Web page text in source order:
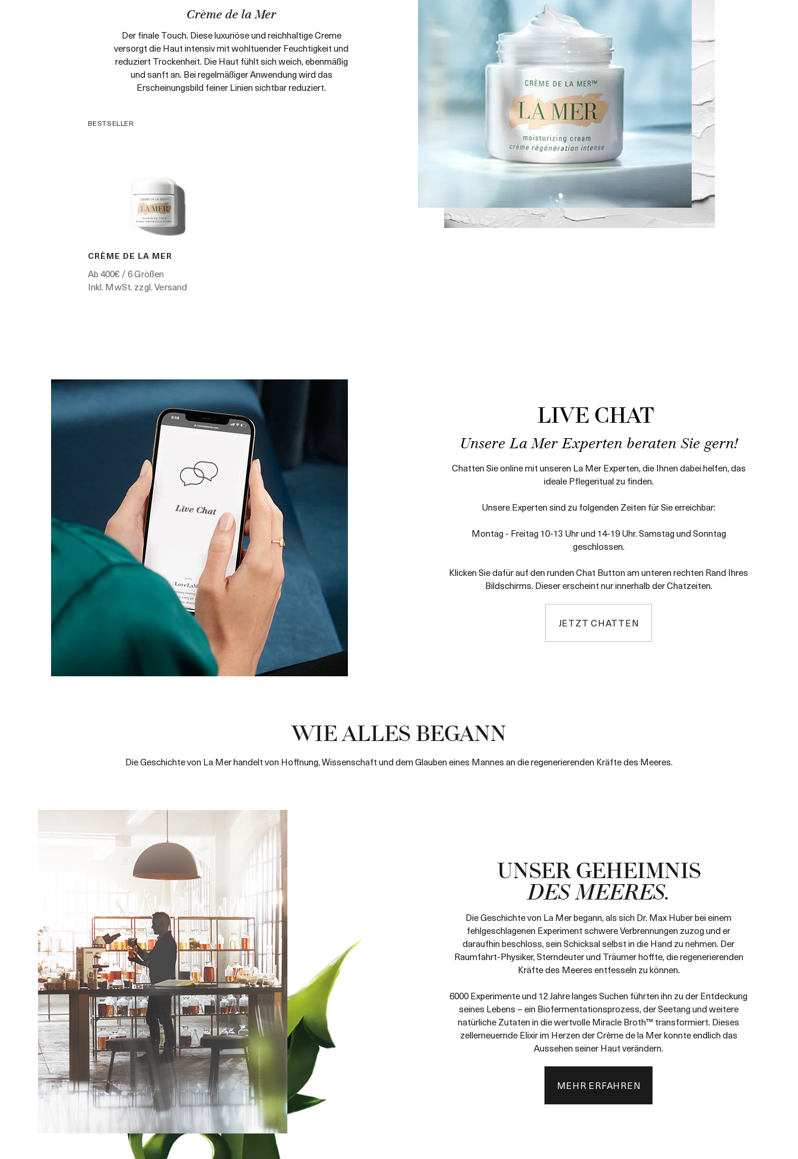
Crème de la Mer
Der finale Touch. Diese luxuriöse und reichhaltige Creme
versorgt die Haut intensiv mit wohltuender Feuchtigkeit und
reduziert Trockenheit. Die Haut fühlt sich weich, ebenmäßig
und sanft an. Bei regelmäßiger Anwendung wird das
Erscheinungsbild feiner Linien sichtbar reduziert.
BESTSELLER
CRÈME DE LA MER
Ab400€/ 6 Größen
Inkl. MwSt. zzgl. Versand
LIVE CHAT
Unsere La Mer Experten beraten Sie gern!
Chatten Sie online mit unseren La Mer Experten, die Ihnen dabei helfen, das
ideale Pflegeritual zu finden.
Unsere Experten sind zu folgenden Zeiten für Sie erreichbar:
Montag - Freitag 10-13 Uhr und 14-19 Uhr. Samstag und Sonntag
geschlossen.
Klicken Sie dafür auf den runden Chat Button am unteren rechten Rand Ihres
Bildschirms. Dieser erscheint nur innerhalb der Chatzeiten.
JETZT CHATTEN
WIE ALLES BEGANN
Die Geschichte von La Mer handelt von Hoffnung, Wissenschaft und dem Glauben eines Mannes an die regenerierenden Kräfte des Meeres.
UNSER GEHEIMNIS
DES MEERES.
Die Geschichte von La Mer begann, als sich Dr. Max Huber bei einem
fehlgeschlagenen Experiment schwere Verbrennungen zuzog und er
daraufhin beschloss, sein Schicksal selbst in die Hand zu nehmen. Der
Raumfahrt-Physiker, Sterndeuter und Träumer hoffte, die regenerierenden
Kräfte des Meeres entfesseln zu können.
6000 Experimente und 12 Jahre langes Suchen führten ihn zu der Entdeckung
seines Lebens – ein Biofermentationsprozess, der Seetang und weitere
natürliche Zutaten in die wertvolle Miracle Broth™ transformiert. Dieses
zellerneuernde Elixir im Herzen der Crème de la Mer konnte endlich das
Aussehen seiner Haut verändern.
MEHR ERFAHREN